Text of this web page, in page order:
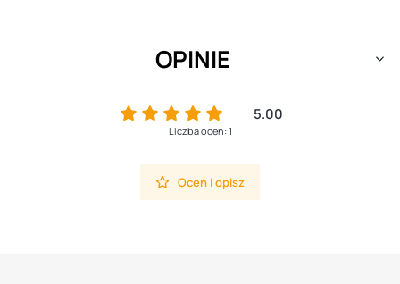
OPINIE
5.00
Liczba ocen: 1
Oceń i opisz